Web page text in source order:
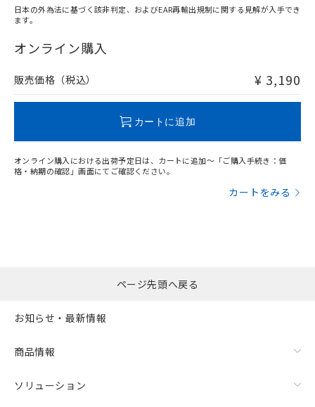
在庫等で未対応品が混在する可能性があります。
問い合わせください。
日本の外為法に基づく該非判定、およびEAR再輸出規制に関する見解が入手でき
ます。
オンライン購入
販売価格（税込） ¥ 3,190
カートに追加
オンライン購入における出荷予定日は、カートに追加～「ご購入手続き：価
格・納期の確認」画面にてご確認ください。
カートをみる
ページ先頭へ戻る
お知らせ・最新情報
商品情報
ソリューション